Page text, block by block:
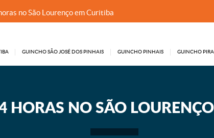
no São Lourenço em Curitiba
GUINCHO SÃO JOSÉ DOS PINHAIS GUINCHO PINHAIS GUINCHO
HORAS NO SÃO